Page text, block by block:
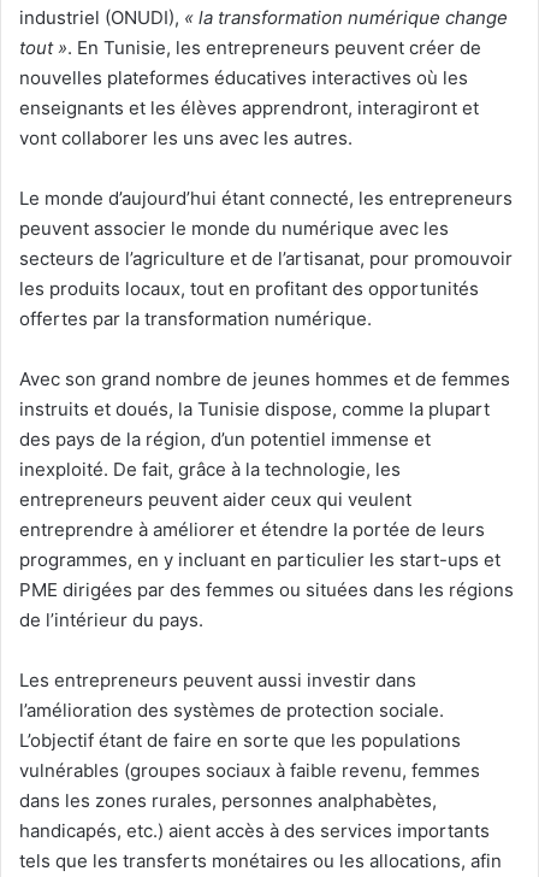
industriel (ONUDI), « la transformation numérique change
tout ». En Tunisie, les entrepreneurs peuvent créer de
nouvelles plateformes éducatives interactives où les
enseignants et les élèves apprendront, interagiront et
vont collaborer les uns avec les autres.
Le monde d’aujourd’hui étant connecté, les entrepreneurs
peuvent associer le monde du numérique avec les
secteurs de l’agriculture et de l’artisanat, pour promouvoir
les produits locaux, tout en profitant des opportunités
offertes par la transformation numérique.
Avec son grand nombre de jeunes hommes et de femmes
instruits et doués, la Tunisie dispose, comme la plupart
des pays de la région, d’un potentiel immense et
inexploité. De fait, grâce à la technologie, les
entrepreneurs peuvent aider ceux qui veulent
entreprendre à améliorer et étendre la portée de leurs
programmes, en y incluant en particulier les start-ups et
PME dirigées par des femmes ou situées dans les régions
de l’intérieur du pays.
Les entrepreneurs peuvent aussi investir dans
l’amélioration des systèmes de protection sociale.
L’objectif étant de faire en sorte que les populations
vulnérables (groupes sociaux à faible revenu, femmes
dans les zones rurales, personnes analphabètes,
handicapés, etc.) aient accès à des services importants
tels que les transferts monétaires ou les allocations, afin